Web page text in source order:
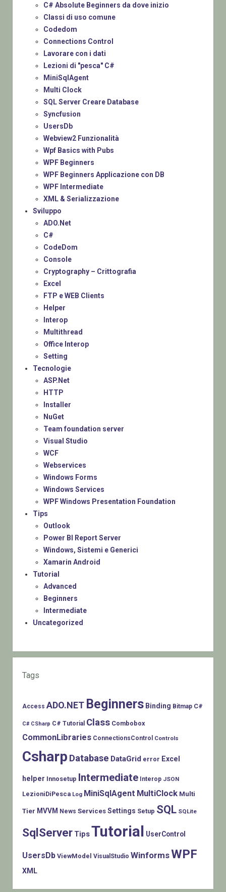
C# Absolute Beginners da dove inizio
Classi di uso comune
Codedom
Connections Control
Lavorare con i dati
Lezioni di "pesca" C#
MiniSqlAgent
Multi Clock
SQL Server Creare Database
Syncfusion
UsersDb
Webview2 Funzionalità
Wpf Basics with Pubs
WPF Beginners
WPF Beginners Applicazione con DB
WPF Intermediate
XML & Serializzazione
Sviluppo
ADO.Net
C#
CodeDom
Console
Cryptography – Crittografia
Excel
FTP e WEB Clients
Helper
Interop
Multithread
Office Interop
Setting
Tecnologie
ASP.Net
HTTP
Installer
NuGet
Team foundation server
Visual Studio
WCF
Webservices
Windows Forms
Windows Services
WPF Windows Presentation Foundation
Tips
Outlook
Power BI Report Server
Windows, Sistemi e Generici
Xamarin Android
Tutorial
Advanced
Beginners
Intermediate
Uncategorized
Tags
Access ADO.NET Beginners Binding Bitmap C#
C# CSharp C# Tutorial Class Combobox
CommonLibraries ConnectionsControl Controls
Csharp Database DataGrid error Excel
helper Innosetup Intermediate Interop JSON
LezioniDiPesca Log MiniSqlAgent MultiClock Multi
Tier MVVM News Services Settings Setup SQL SQLite
SqlServer TipsTutorial UserControl
UsersDb ViewModel VisualStudio WinformsWPF
XML